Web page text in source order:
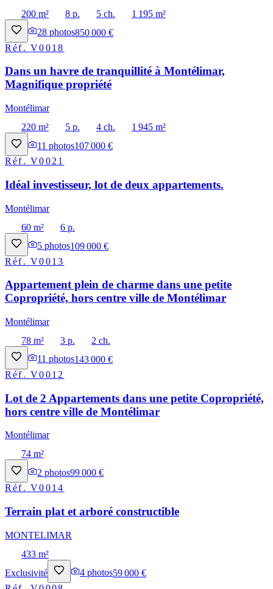
200 m²
8 p. 5 ch.
1 195 m²
28 photos850 000 €
Réf.V0018
Dans un havre de tranquillité à Montélimar,
Magnifique propriété
Montélimar
220 m²
5 p. 4 ch.
1 945 m²
11 photos107 000 €
Réf.V0021
Idéal investisseur, lot de deux appartements.
Montélimar
60 m²
6 p.
5 photos109 000 €
Réf.V0013
Appartement plein de charme dans une petite
Copropriété, hors centre ville de Montélimar
Montélimar
78 m²
3 p.
2 ch.
11 photos143 000 €
Réf.V0012
Lot de 2 Appartements dans une petite Copropriété,
hors centre ville de Montélimar
Montélimar
74 m²
2 photos99 000 €
Réf.V0014
Terrain plat et arboré constructible
MONTELIMAR
433 m²
Exclusivité
4 photos59 000 €